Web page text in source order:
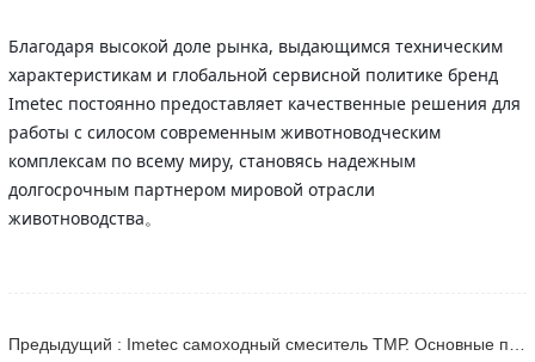
Благодаря высокой доле рынка, выдающимся техническим
характеристикам и глобальной сервисной политике бренд
Imetec постоянно предоставляет качественные решения для
работы с силосом современным животноводческим
комплексам по всему миру, становясь надежным
долгосрочным партнером мировой отрасли
животноводства。